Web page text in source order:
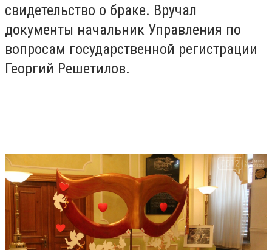
свидетельство о браке. Вручал
документы начальник Управления по
вопросам государственной регистрации
Георгий Решетилов.